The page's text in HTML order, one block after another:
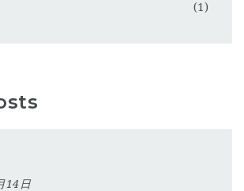
(1)
14日